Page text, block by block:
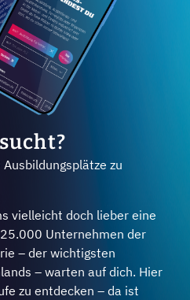
zu
vielleicht doch lieber eine
Unternehmen der
– der wichtigsten
– warten auf dich. Hier
zu entdecken – da ist